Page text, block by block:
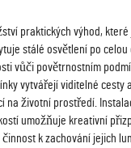
praktických výhod,
stálé osvětlení po
vůči povětrnostním
vytvářejí viditelné
na životní prostředí.
umožňuje kreativní
k zachování jejich